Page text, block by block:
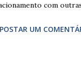
com
crianças a uma
POSTAR UM